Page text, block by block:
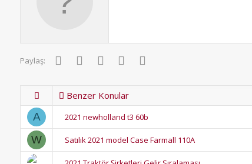
Paylaş: Facebook
Twitter PinterestWhatsApp
Benzer Konular
A 2021 newholland t3 60b
W Satılık 2021 model Case Farmall 110A